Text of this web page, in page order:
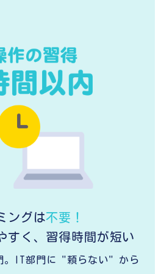
ングは不要！
すく、習得時間が短い
。IT部門に "頼らない" から